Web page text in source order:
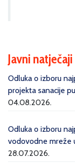
Javni natječaji
Odluka o izboru
projekta sanacije
04.08.2026.
Odluka o izboru
vodovodne mreže
28.07.2026.